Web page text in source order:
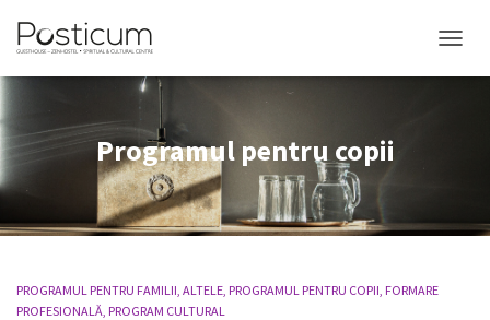
Programul pentru copii
PROGRAMUL PENTRU FAMILII ALTELE PROGRAMUL PENTRU COPII FORMARE
PROFESIONALĂ PROGRAM CULTURAL